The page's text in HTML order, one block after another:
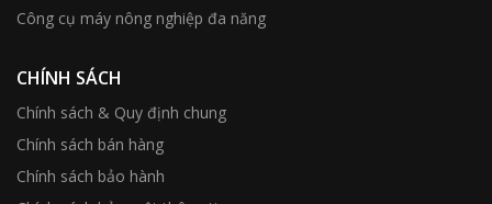
Công cụ máy nông nghiệp đa năng
CHÍNH SÁCH
Chính sách & Quy định chung
Chính sách bán hàng
Chính sách bảo hành